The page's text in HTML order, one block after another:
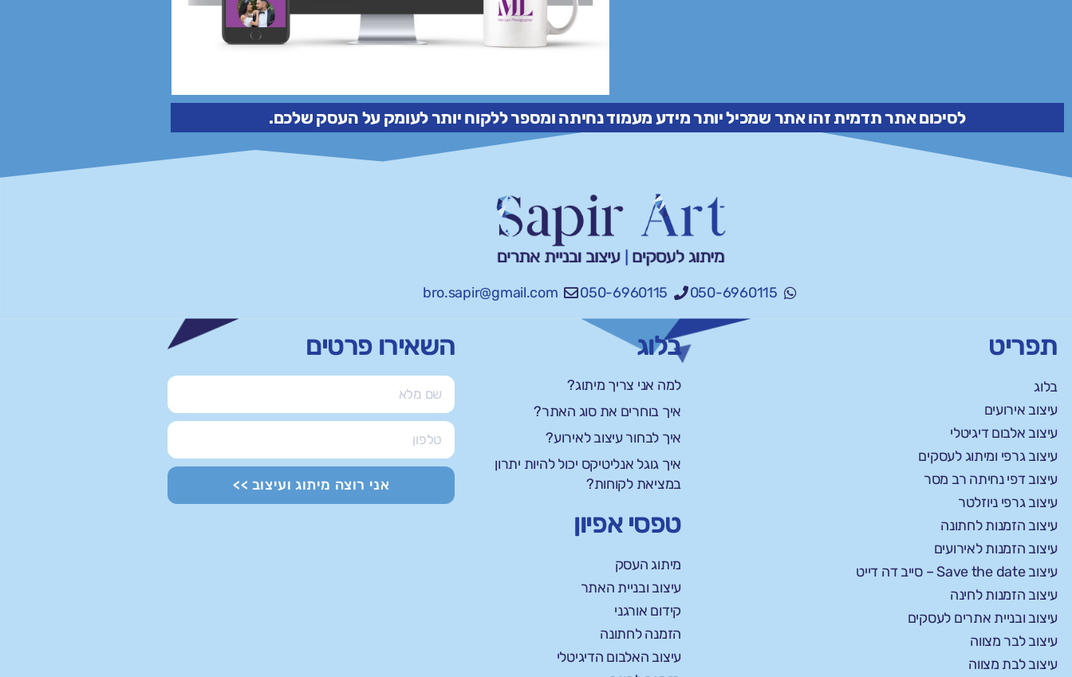
לסיכום אתר תדמית זהו אתר שמכיל יותר מידע מעמוד נחיתה ומספר ללקוח יותר לעומק על העסק שלכם.
050-6960115
050-6960115
bro.sapir@gmail.com
תפריט
בלוג
עיצוב אירועים
עיצוב אלבום דיגיטלי
עיצוב גרפי ומיתוג לעסקים
עיצוב דפי נחיתה רב מסר
עיצוב גרפי ניוזלטר
עיצוב הזמנות לחתונה
עיצוב הזמנות לאירועים
עיצוב Save the date – סייב דה דייט
עיצוב הזמנות לחינה
עיצוב ובניית אתרים לעסקים
עיצוב לבר מצווה
עיצוב לבת מצווה
בלוג
למה אני צריך מיתוג?
איך בוחרים את סוג האתר?
איך לבחור עיצוב לאירוע?
איך גוגל אנליטיקס יכול להיות יתרון
במציאת לקוחות?
טפסי אפיון
מיתוג העסק
עיצוב ובניית האתר
קידום אורגני
הזמנה לחתונה
עיצוב האלבום הדיגיטלי
השאירו פרטים
אני רוצה מיתוג ועיצוב >>